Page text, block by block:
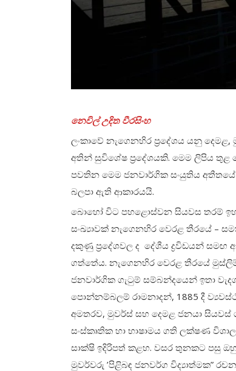
නෙවිල් උදිත වීරසිංහ
ලංකාවේ නැගෙනහිර ප්‍රදේශය යනු
අතින් සුවිශේෂ ප්‍රදේශයකි. මෙම ලිපිය
පවතින මෙම ජනවාර්ගික සංයුතිය අතීතයේ
බලපා ඇති ආකාරයයි.
බොහෝ විට පහළොස්වන සියවස තරම්
සංඛ්‍යාවක් නැගෙනහිර වෙරළ තීරයේ –
දකුණු ප්‍රදේශවල ද දේශීය ද්‍රවිඩයන් සමඟ
ගත්තේය. නැගෙනහිර වෙරළ තීරයේ
ජනවාර්ගික ගැටුම් සම්බන්දයෙන් ඉතා
පොන්නම්බලම් රාමනාදන්, 1885 දී
අමතරව, මුවර්ස් සහ දෙමළ ජනයා
සංස්කෘතික හා භාෂාමය ගති ලක්ෂණ
සාක්ෂි ඉදිරිපත් කළහ. වසර තුනකට පසු ඔහු
මුවර්වරු ’පිළිබඳ ජනවර්ග විද්‍යාත්මක”